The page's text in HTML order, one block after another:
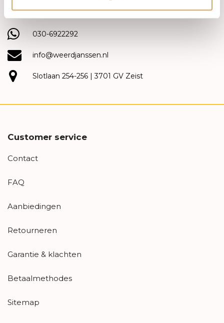
(030) 692 22 92
030-6922292
info@weerdjanssen.nl
Slotlaan 254-256 | 3701 GV Zeist
Customer service
Contact
FAQ
Aanbiedingen
Retourneren
Garantie & klachten
Betaalmethodes
Sitemap